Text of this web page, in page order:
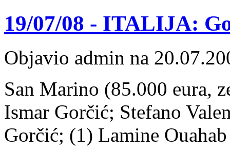
19/07/08 - ITALIJA:
Objavio admin na
San Marino (85.000 eura,
Ismar Gorčić; Stefano
Gorčić; (1) Lamine